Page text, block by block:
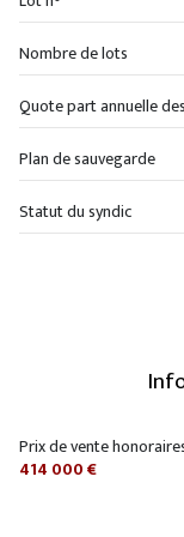
quartier Bas Buc
Nombre de lots
Quote part annuelle
Plan de sauvegarde
Statut du syndic
Prix de vente
414 000 €